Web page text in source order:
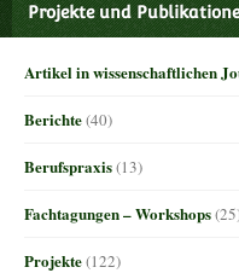
Projekte und
Artikel in wissenschaftlichen
Berichte(40)
Berufspraxis(13)
Fachtagungen – Workshops
Projekte(122)